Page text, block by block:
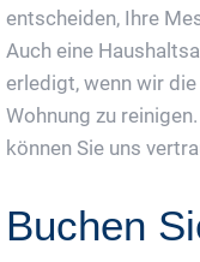
entscheiden, Ihre
Auch eine
erledigt, wenn wir
Wohnung zu
können Sie uns
Buchen